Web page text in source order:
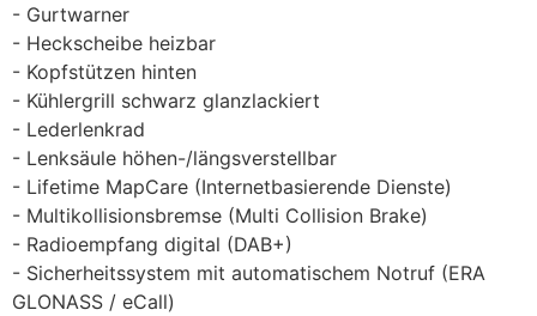
Gurtwarner
Heckscheibe heizbar
Kopfstützen hinten
Kühlergrill schwarz glanzlackiert
Lederlenkrad
Lenksäule höhen-/längsverstellbar
Lifetime MapCare (Internetbasierende Dienste)
Multikollisionsbremse (Multi Collision Brake)
Radioempfang digital (DAB+)
Sicherheitssystem mit automatischem Notruf (ERA
GLONASS / eCall)